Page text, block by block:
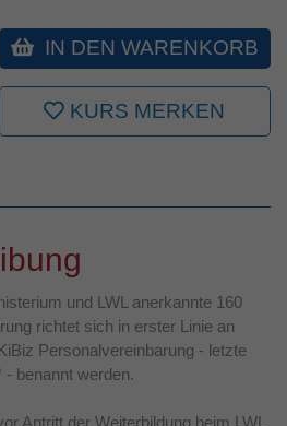
IN DEN WARENKORB
KURS MERKEN
und LWL anerkannte 160
richtet sich in erster Linie an
Personalvereinbarung - letzte
benannt werden.
Antritt der Weiterbildung beim LWL,